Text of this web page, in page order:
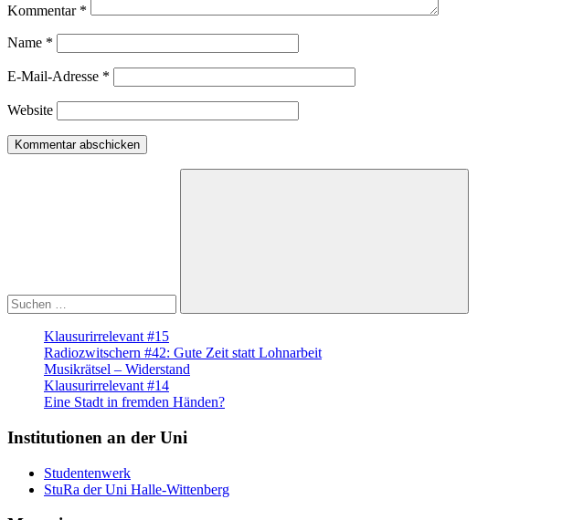
Kommentar *
Name *
E-Mail-Adresse *
Website
Suchen
Klausurirrelevant #15
Radiozwitschern #42: Gute Zeit statt Lohnarbeit
Musikrätsel – Widerstand
Klausurirrelevant #14
Eine Stadt in fremden Händen?
Institutionen an der Uni
Studentenwerk
StuRa der Uni Halle-Wittenberg